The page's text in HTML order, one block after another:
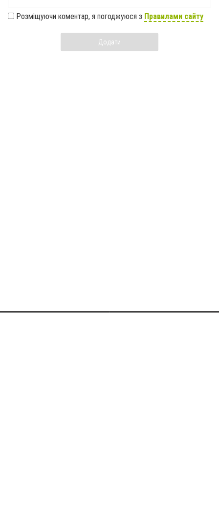
Розміщуючи коментар, я погоджуюся з Правилами сайту
Додати